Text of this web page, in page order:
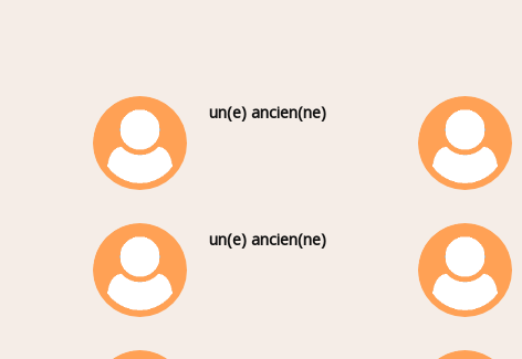
un(e) ancien(ne)
un(e) ancien(ne)